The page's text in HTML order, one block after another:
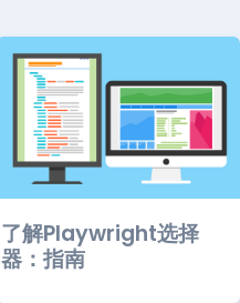
了解Playwright选择
器：指南